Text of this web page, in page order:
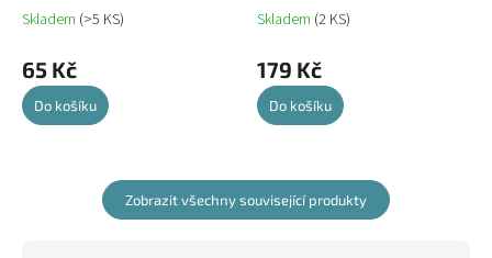
Skladem (>5 KS)
65 Kč
Do košíku
Skladem (2 KS)
179 Kč
Do košíku
Zobrazit všechny související produkty